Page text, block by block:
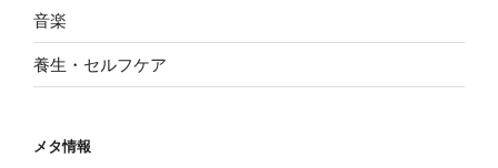
音楽
養生・セルフケア
メタ情報